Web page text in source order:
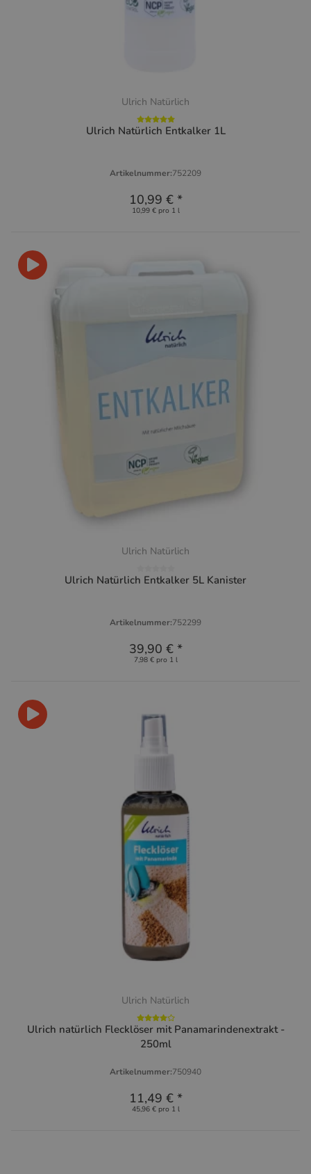
Ulrich Natürlich
Ulrich Natürlich Entkalker 1L
Artikelnummer:752209
10,99 € *
10,99 € pro 1 l
Ulrich Natürlich
Ulrich Natürlich Entkalker 5L Kanister
Artikelnummer:752299
39,90 € *
7,98 € pro 1 l
Ulrich Natürlich
Ulrich natürlich Flecklöser mit Panamarindenextrakt -
250ml
Artikelnummer:750940
11,49 € *
45,96 € pro 1 l